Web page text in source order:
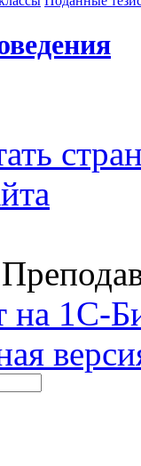
на 1С-